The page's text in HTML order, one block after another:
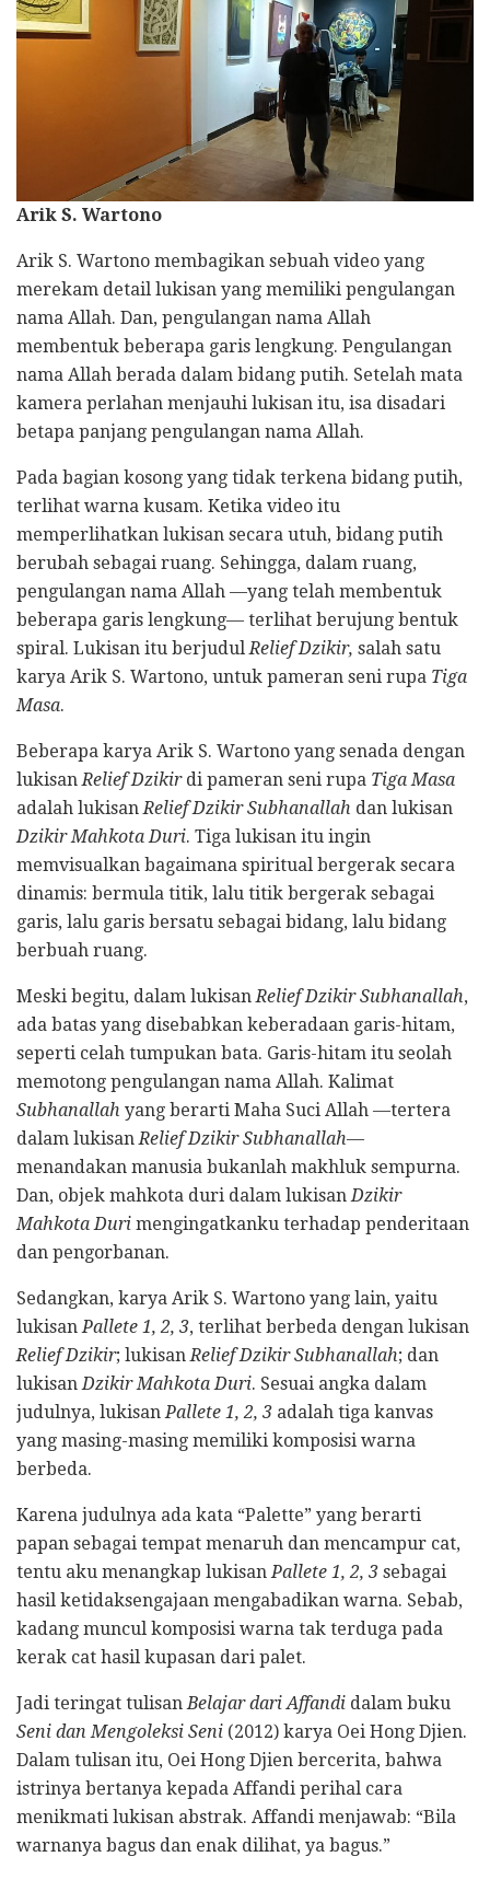
Arik S. Wartono
Arik S. Wartono membagikan sebuah video yang
merekam detail lukisan yang memiliki pengulangan
nama Allah. Dan, pengulangan nama Allah
membentuk beberapa garis lengkung. Pengulangan
nama Allah berada dalam bidang putih. Setelah mata
kamera perlahan menjauhi lukisan itu, isa disadari
betapa panjang pengulangan nama Allah.
Pada bagian kosong yang tidak terkena bidang putih,
terlihat warna kusam. Ketika video itu
memperlihatkan lukisan secara utuh, bidang putih
berubah sebagai ruang. Sehingga, dalam ruang,
pengulangan nama Allah —yang telah membentuk
beberapa garis lengkung— terlihat berujung bentuk
spiral. Lukisan itu berjudulRelief Dzikir, salah satu
karya Arik S. Wartono, untuk pameran seni rupa Tiga
Masa.
Beberapa karya Arik S. Wartono yang senada dengan
lukisanRelief Dzikirdi pameran seni rupa Tiga Masa
adalah lukisanRelief Dzikir Subhanallah dan lukisan
Dzikir Mahkota Duri. Tiga lukisan itu ingin
memvisualkan bagaimana spiritual bergerak secara
dinamis: bermula titik, lalu titik bergerak sebagai
garis, lalu garis bersatu sebagai bidang, lalu bidang
berbuah ruang.
Meski begitu, dalam lukisanRelief Dzikir Subhanallah,
ada batas yang disebabkan keberadaan garis-hitam,
seperti celah tumpukan bata. Garis-hitam itu seolah
memotong pengulangan nama Allah. Kalimat
Subhanallah yang berarti Maha Suci Allah —tertera
dalam lukisanRelief Dzikir Subhanallah—
menandakan manusia bukanlah makhluk sempurna.
Dan, objek mahkota duri dalam lukisanDzikir
Mahkota Duri mengingatkanku terhadap penderitaan
dan pengorbanan.
Sedangkan, karya Arik S. Wartono yang lain, yaitu
lukisanPallete 1, 2, 3, terlihat berbeda dengan lukisan
Relief Dzikir; lukisanRelief Dzikir Subhanallah; dan
lukisanDzikir Mahkota Duri. Sesuai angka dalam
judulnya, lukisanPallete 1, 2, 3 adalah tiga kanvas
yang masing-masing memiliki komposisi warna
berbeda.
Karena judulnya ada kata “Palette” yang berarti
papan sebagai tempat menaruh dan mencampur cat,
tentu aku menangkap lukisanPallete 1, 2, 3 sebagai
hasil ketidaksengajaan mengabadikan warna. Sebab,
kadang muncul komposisi warna tak terduga pada
kerak cat hasil kupasan dari palet.
Jadi teringat tulisanBelajar dari Affandi dalam buku
Seni dan Mengoleksi Seni (2012) karya Oei Hong Djien.
Dalam tulisan itu, Oei Hong Djien bercerita, bahwa
istrinya bertanya kepada Affandi perihal cara
menikmati lukisan abstrak. Affandi menjawab: “Bila
warnanya bagus dan enak dilihat, ya bagus.”